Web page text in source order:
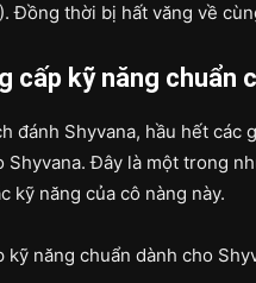
Đồng thời bị hất văng về
cấp kỹ năng chuẩn
đánh Shyvana, hầu hết
Shyvana. Đây là một trong
kỹ năng của cô nàng này.
kỹ năng chuẩn dành cho